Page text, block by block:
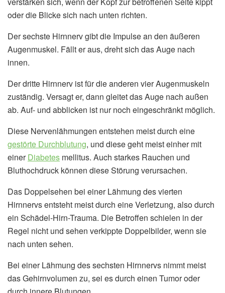
oder die Blicke sich nach unten richten.
Der sechste Hirnnerv gibt die Impulse an den äußeren
Augenmuskel. Fällt er aus, dreht sich das Auge nach
innen.
Der dritte Hirnnerv ist für die anderen vier Augenmuskeln
zuständig. Versagt er, dann gleitet das Auge nach außen
ab. Auf- und abblicken ist nur noch eingeschränkt möglich.
Diese Nervenlähmungen entstehen meist durch eine
gestörte Durchblutung, und diese geht meist einher mit
einerDiabetes mellitus. Auch starkes Rauchen und
Bluthochdruck können diese Störung verursachen.
Das Doppelsehen bei einer Lähmung des vierten
Hirnnervs entsteht meist durch eine Verletzung, also durch
ein Schädel-Hirn-Trauma. Die Betroffen schielen in der
Regel nicht und sehen verkippte Doppelbilder, wenn sie
nach unten sehen.
Bei einer Lähmung des sechsten Hirnnervs nimmt meist
das Gehirnvolumen zu, sei es durch einen Tumor oder